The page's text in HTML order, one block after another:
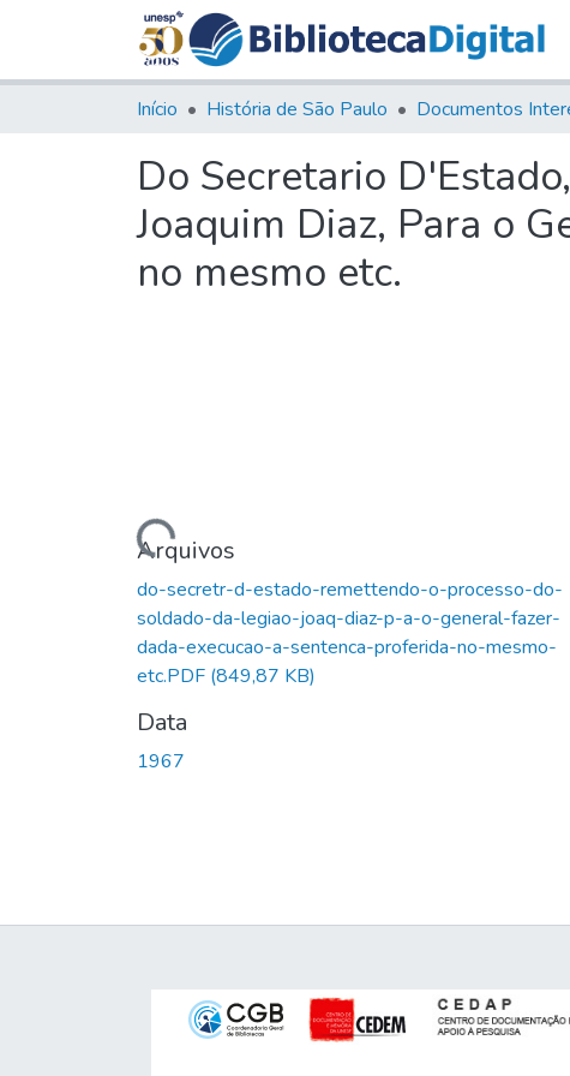
Início História de São Paulo Documentos
Do Secretario
Joaquim Diaz, Para o
no mesmo etc.
Carregando...
Arquivos
do-secretr-d-estado-remettendo-o-processo-do-
soldado-da-legiao-joaq-diaz-p-a-o-general-fazer-
dada-execucao-a-sentenca-proferida-no-mesmo-
etc.PDF (849,87 KB)
Data
1967